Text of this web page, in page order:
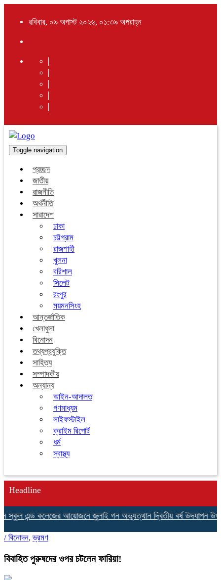
রবিবার, ০৯ অগাস্ট ২০২৬, ০১:৩৯ অপরাহ্ন
Toggle navigation
প্রচ্ছদ
জাতীয়
রাজনীতি
অর্থনীতি
সারাদেশ
ঢাকা
চট্টগ্রাম
রাজশাহী
খুলনা
বরিশাল
সিলেট
রংপুর
ময়মনসিংহ
আন্তর্জাতিক
খেলাধুলা
বিনোদন
তথ্যপ্রযুক্তি
সাহিত্য
সম্পাদকীয়
অন্যান্য
আইন-আদালত
গণমাধ্যম
লাইফস্টাইল
ক্রাইম রিপোর্ট
ধর্ম
স্বাস্থ্য
Headline
স্কুল এন্ড কলেজের আয়োজনে জুলাই গন অভ্যুত্থান দ্বিতীয় বর্ষ উদযাপন
/ বিনোদন,ভ্রমণ
বিবাহিত পুরুষদের ওপর চটলেন ফারিয়া!